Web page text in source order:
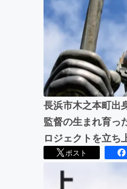
長浜市木之本町出
監督の生まれ育っ
ロジェクトを立ち
ポスト